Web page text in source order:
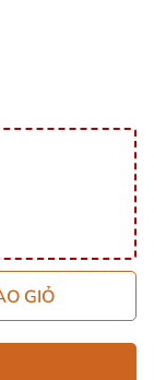
GIỎ